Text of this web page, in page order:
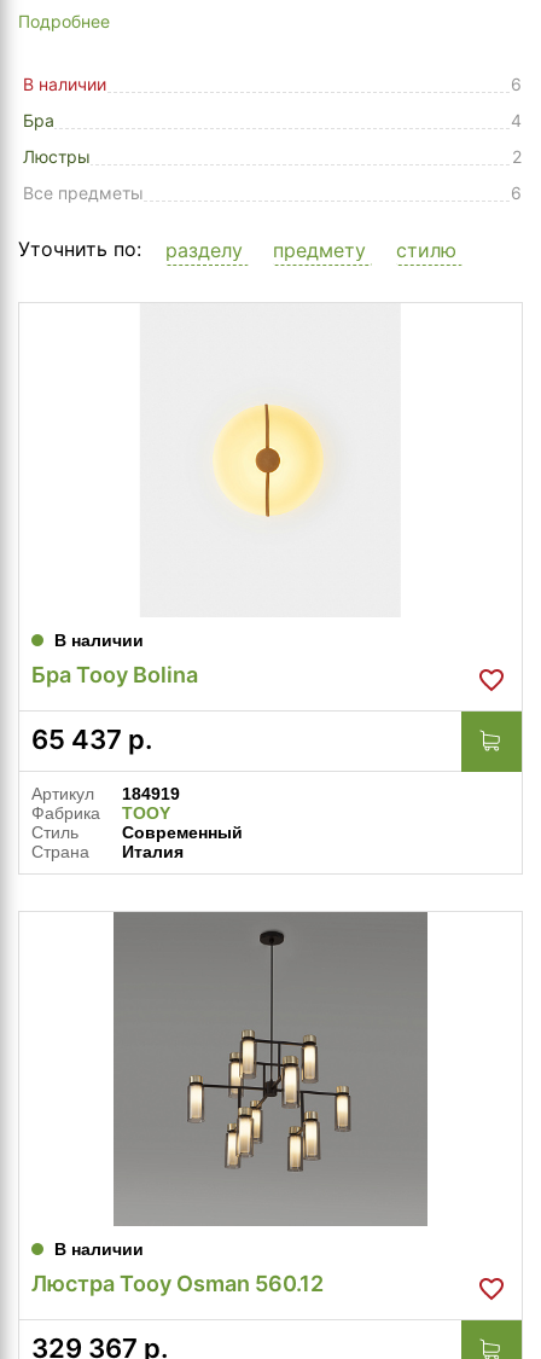
Подробнее
В наличии
6
Бра
4
Люстры
2
Все предметы
6
Уточнить по: разделу предмету стилю
В наличии
Бра Tooy Bolina
65 437 р.
Артикул
184919
Фабрика
TOOY
Стиль
Современный
Страна
Италия
В наличии
Люстра Tooy Osman 560.12
329 367 р.